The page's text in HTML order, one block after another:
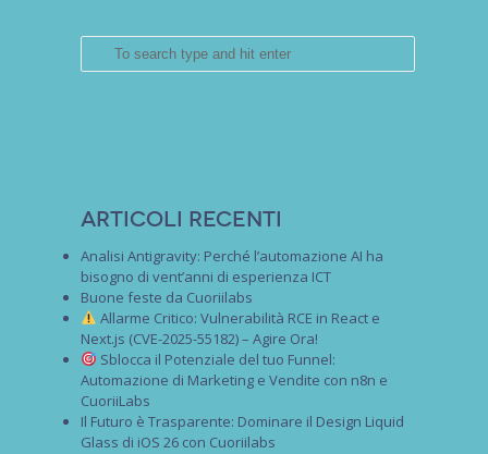
Articoli recenti
Analisi Antigravity: Perché l’automazione AI ha
bisogno di vent’anni di esperienza ICT
Buone feste da Cuoriilabs
Allarme Critico: Vulnerabilità RCE in React e
Next.js (CVE-2025-55182) – Agire Ora!
Sblocca il Potenziale del tuo Funnel:
Automazione di Marketing e Vendite con n8n e
CuoriiLabs
Il Futuro è Trasparente: Dominare il Design Liquid
Glass di iOS 26 con Cuoriilabs